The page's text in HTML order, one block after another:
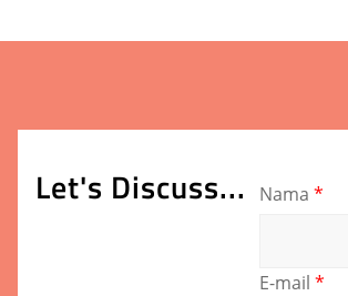
Let's Discuss... Nama *
E-mail *